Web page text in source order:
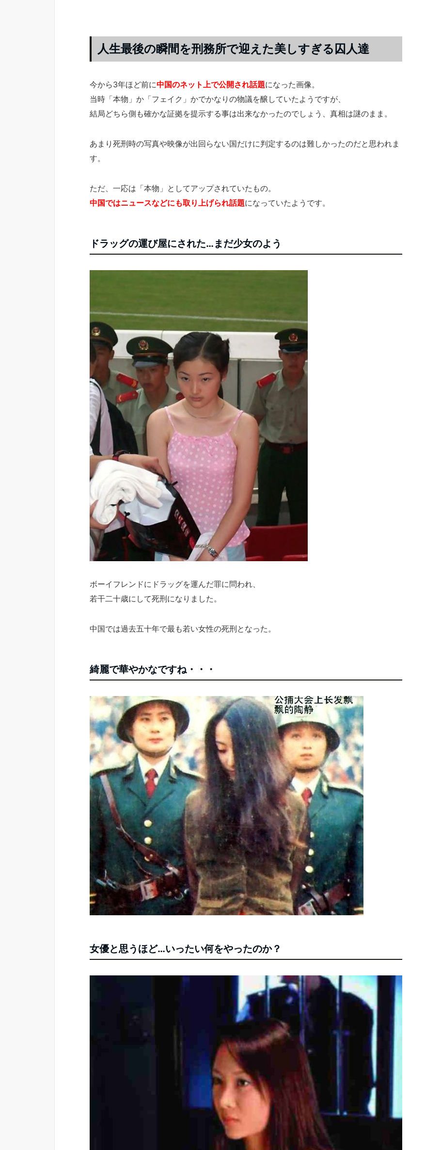
人生最後の瞬間を刑務所で迎えた美しすぎる囚人達
今から3年ほど前に中国のネット上で公開され話題になった画像。
当時「本物」か「フェイク」かでかなりの物議を醸していたようですが、
結局どちら側も確かな証拠を提示する事は出来なかったのでしょう、真相は謎のまま。
あまり死刑時の写真や映像が出回らない国だけに判定するのは難しかったのだと思われま
す。
ただ、一応は「本物」としてアップされていたもの。
中国ではニュースなどにも取り上げられ話題になっていたようです。
ドラッグの運び屋にされた…まだ少女のよう
ボーイフレンドにドラッグを運んだ罪に問われ、
若干二十歳にして死刑になりました。
中国では過去五十年で最も若い女性の死刑となった。
綺麗で華やかなですね・・・
女優と思うほど…いったい何をやったのか？